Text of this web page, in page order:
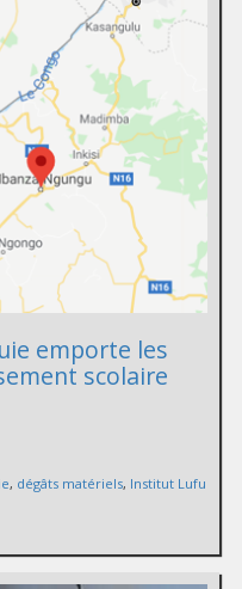
emporte les
scolaire
, dégâts matériels, Institut Lufu